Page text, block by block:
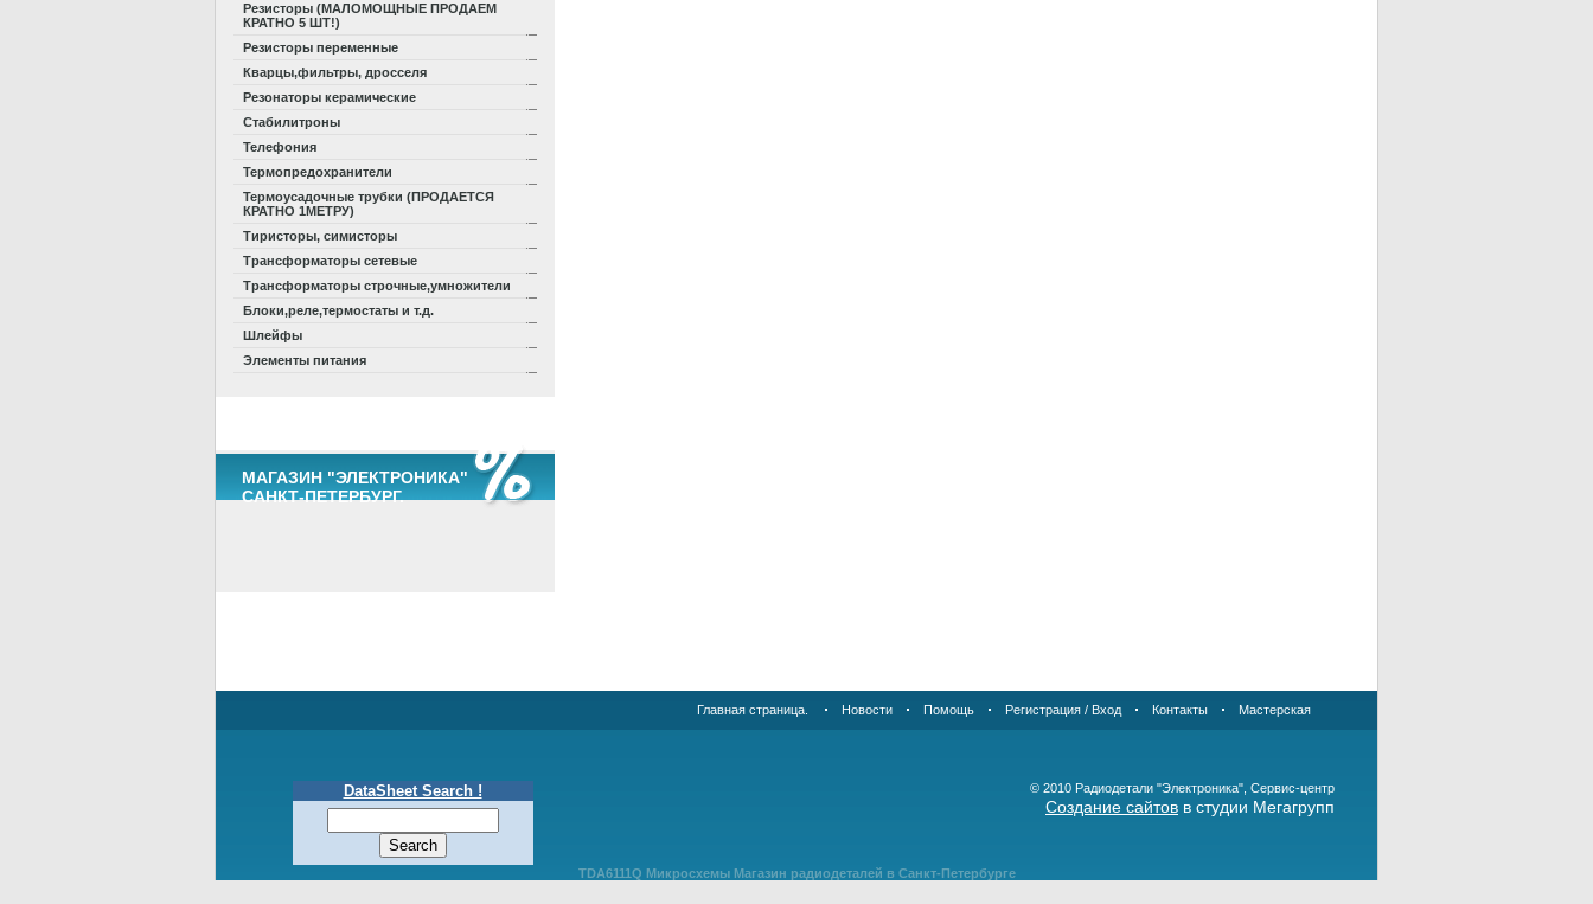
Резисторы (МАЛОМОЩНЫЕ ПРОДАЕМ
КРАТНО 5 ШТ!)
Резисторы переменные
Кварцы,фильтры, дросселя
Резонаторы керамические
Стабилитроны
Телефония
Термопредохранители
Термоусадочные трубки (ПРОДАЕТСЯ
КРАТНО 1МЕТРУ)
Тиристоры, симисторы
Трансформаторы сетевые
Трансформаторы строчные,умножители
Блоки,реле,термостаты и т.д.
Шлейфы
Элементы питания
МАГАЗИН "ЭЛЕКТРОНИКА"
САНКТ-ПЕТЕРБУРГ.
Главная страница. Новости Помощь Регистрация / Вход Контакты Мастерская
© 2010 Радиодетали "Электроника", Сервис-центр
Создание сайтов в студии Мегагрупп
TDA6111Q Микросхемы Магазин радиодеталей в Санкт-Петербурге
DataSheet Search !